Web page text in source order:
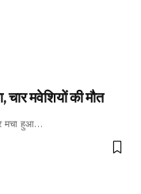
चार मवेशियों की मौत
मचा हुआ…